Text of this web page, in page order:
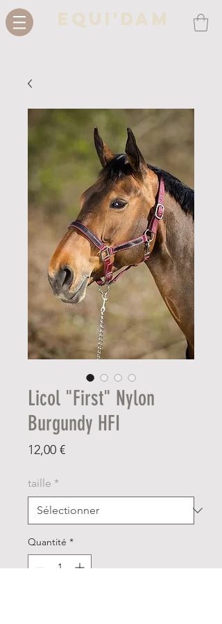
Equi'Dam
Licol "First" Nylon
Burgundy HFI
12,00 €Prix
taille *
Quantité *